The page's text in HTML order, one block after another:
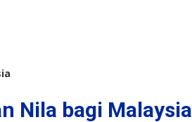
Nila bagi Malaysia